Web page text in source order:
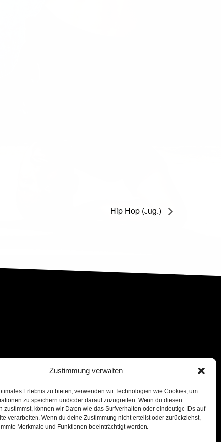
Zustimmung verwalten
Erlebnis zu bieten, verwenden wir Technologien wie Cookies, um
zu speichern und/oder darauf zuzugreifen. Wenn du diesen
zustimmst, können wir Daten wie das Surfverhalten oder eindeutige IDs auf
verarbeiten. Wenn du deine Zustimmung nicht erteilst oder zurückziehst,
Merkmale und Funktionen beeinträchtigt werden.
Hip Hop (Jug.)